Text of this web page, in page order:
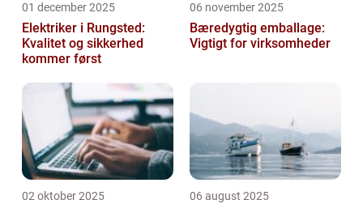
01 december 2025
Elektriker i Rungsted:
Kvalitet og sikkerhed
kommer først
06 november 2025
Bæredygtig emballage:
Vigtigt for virksomheder
02 oktober 2025 06 august 2025